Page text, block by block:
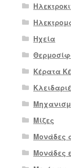
Ηχεία
Κέρατα
Μίζες
Μονάδες
Μονάδες